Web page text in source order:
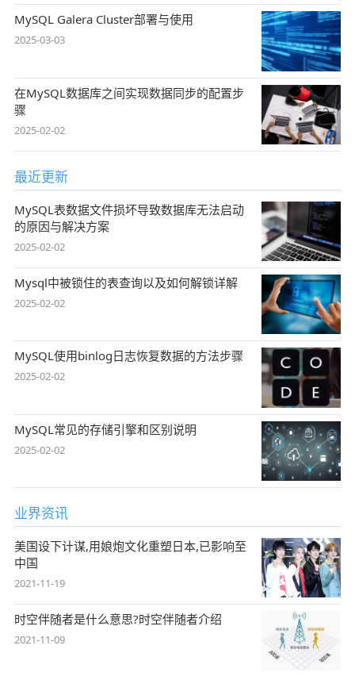
MySQL Galera Cluster部署与使用
2025-03-03
在MySQL数据库之间实现数据同步的配置步
骤
2025-02-02
最近更新
MySQL表数据文件损坏导致数据库无法启动
的原因与解决方案
2025-02-02
Mysql中被锁住的表查询以及如何解锁详解
2025-02-02
MySQL使用binlog日志恢复数据的方法步骤
2025-02-02
MySQL常见的存储引擎和区别说明
2025-02-02
业界资讯
美国设下计谋,用娘炮文化重塑日本,已影响至
中国
2021-11-19
时空伴随者是什么意思?时空伴随者介绍
2021-11-09